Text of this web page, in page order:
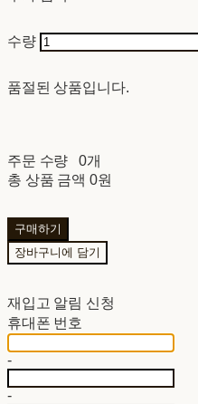
수량
품절된 상품입니다.
주문 수량
0개
총 상품 금액 0원
구매하기
장바구니에 담기
재입고 알림 신청
휴대폰 번호
-
-